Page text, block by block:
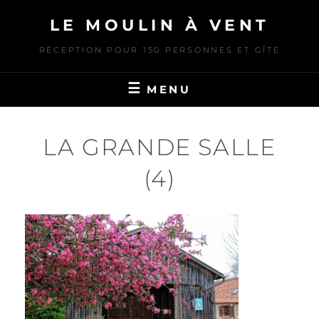
content
LE MOULIN À VENT
RÉCEPTION POUR 150 PERSONNES ET GÎTE
MENU
LA GRANDE SALLE
(4)